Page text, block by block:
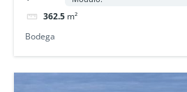
362.5 m²
Bodega